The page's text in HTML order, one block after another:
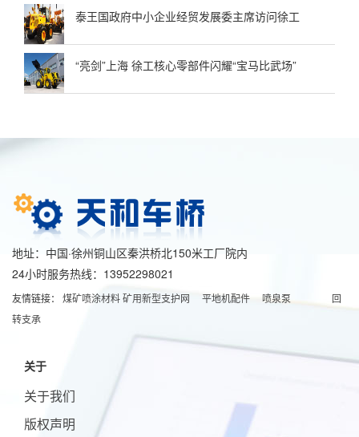
泰王国政府中小企业经贸发展委主席访问徐工
“亮剑”上海 徐工核心零部件闪耀“宝马比武场”
地址：中国·徐州铜山区秦洪桥北150米工厂院内
24小时服务热线：13952298021
友情链接： 煤矿喷涂材料矿用新型支护网 平地机配件 喷泉泵
回
转支承
关于
关于我们
版权声明